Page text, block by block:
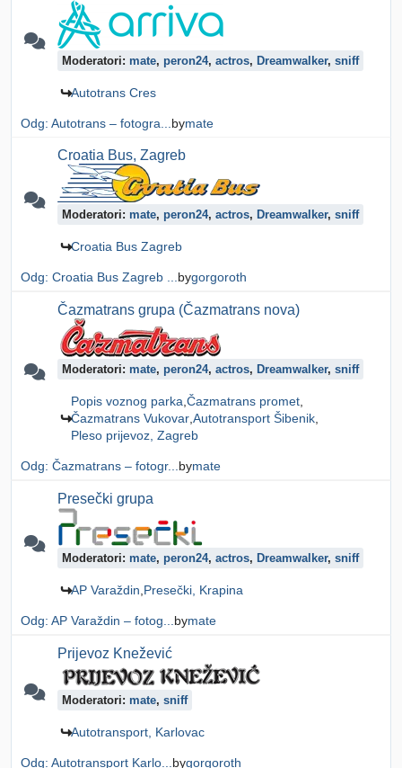
Moderatori: mate, peron24, actros, Dreamwalker, sniff
Autotrans Cres
Odg: Autotrans – fotogra... bymate
Croatia Bus, Zagreb
Moderatori: mate, peron24, actros, Dreamwalker, sniff
Croatia Bus Zagreb
Odg: Croatia Bus Zagreb ... bygorgoroth
Čazmatrans grupa (Čazmatrans nova)
Moderatori: mate, peron24, actros, Dreamwalker, sniff
Popis voznog parka Čazmatrans promet
Čazmatrans Vukovar Autotransport Šibenik
Pleso prijevoz, Zagreb
Odg: Čazmatrans – fotogr... bymate
Presečki grupa
Moderatori: mate, peron24, actros, Dreamwalker, sniff
AP Varaždin Presečki, Krapina
Odg: AP Varaždin – fotog... bymate
Prijevoz Knežević
Moderatori: mate, sniff
Autotransport, Karlovac
Odg: Autotransport Karlo... bygorgoroth